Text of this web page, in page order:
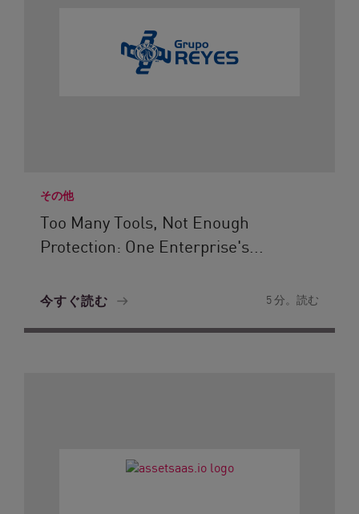
その他
Too Many Tools, Not Enough
Protection: One Enterprise's...
今すぐ読む 5 分。読む